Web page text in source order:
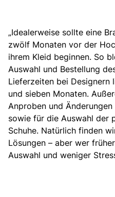
„Idealerweise sollte eine
zwölf Monaten vor der
ihrem Kleid beginnen. So
Auswahl und Bestellung
Lieferzeiten bei
und sieben Monaten.
Anproben und
sowie für die Auswahl der
Schuhe. Natürlich finden
Lösungen – aber wer
Auswahl und weniger